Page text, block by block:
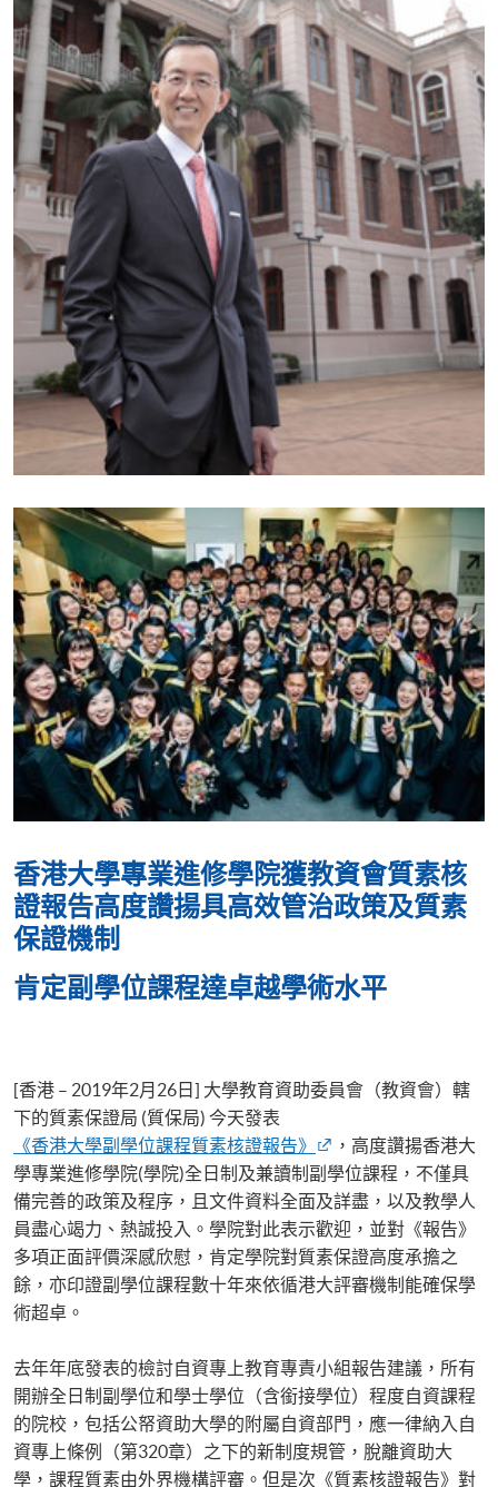
香港大學專業進修學院獲教資會質素核
證報告高度讚揚具高效管治政策及質素
保證機制
肯定副學位課程達卓越學術水平
[香港 – 2019年2月26日] 大學教育資助委員會（教資會）轄
下的質素保證局 (質保局) 今天發表
《香港大學副學位課程質素核證報告》
，高度讚揚香港大
學專業進修學院(學院)全日制及兼讀制副學位課程，不僅具
備完善的政策及程序，且文件資料全面及詳盡，以及教學人
員盡心竭力、熱誠投入。學院對此表示歡迎，並對《報告》
多項正面評價深感欣慰，肯定學院對質素保證高度承擔之
餘，亦印證副學位課程數十年來依循港大評審機制能確保學
術超卓。
去年年底發表的檢討自資專上教育專責小組報告建議，所有
開辦全日制副學位和學士學位（含銜接學位）程度自資課程
的院校，包括公帑資助大學的附屬自資部門，應一律納入自
資專上條例（第320章）之下的新制度規管，脫離資助大
學，課程質素由外界機構評審。但是次《質素核證報告》對